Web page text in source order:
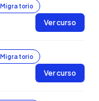
Ver curso
Ver curso